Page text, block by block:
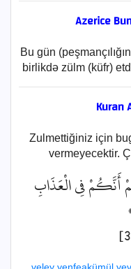
Azerice
Bu gün
birlikdə zülm (küfr)
Kuran
Zulmettiğiniz için
vermeyecektir.
أَنَّكُمْ فِي الْعَذَابِ